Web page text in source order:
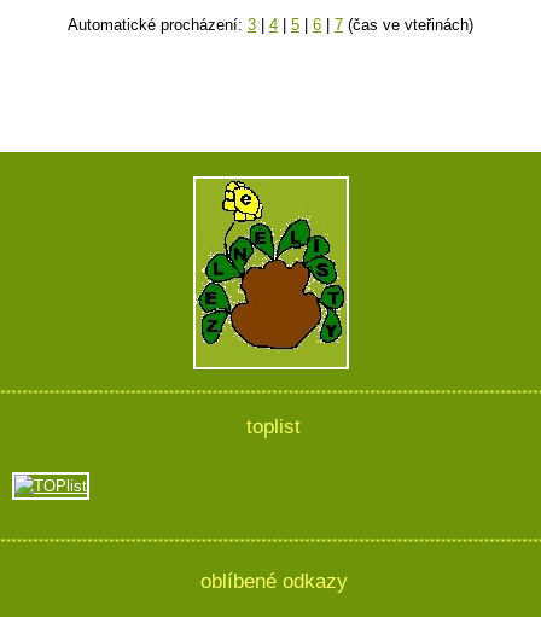
Automatické procházení: 3 | 4 | 5 | 6 | 7 (čas ve vteřinách)
toplist
oblíbené odkazy